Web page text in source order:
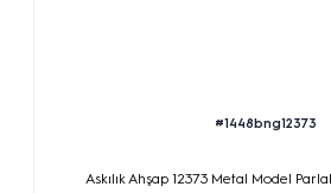
#1448bng12373
Askılık Ahşap 12373 Metal Model